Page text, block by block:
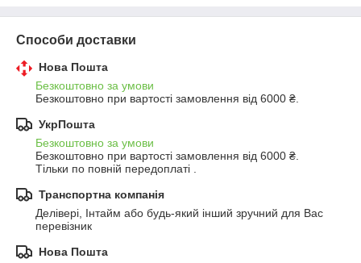
Способи доставки
Нова Пошта
Безкоштовно за умови
Безкоштовно при вартості замовлення від 6000 ₴.
УкрПошта
Безкоштовно за умови
Безкоштовно при вартості замовлення від 6000 ₴.
Тільки по повній передоплаті .
Транспортна компанія
Делівері, Інтайм або будь-який інший зручний для Вас
перевізник
Нова Пошта